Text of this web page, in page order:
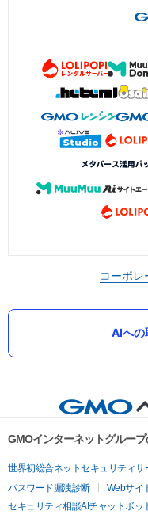
コーポレ
AIへの
GMOインターネットグルー
世界初総合ネットセキュリティサ
パスワード漏洩診断
Webサイ
セキュリティ相談AIチャットボッ